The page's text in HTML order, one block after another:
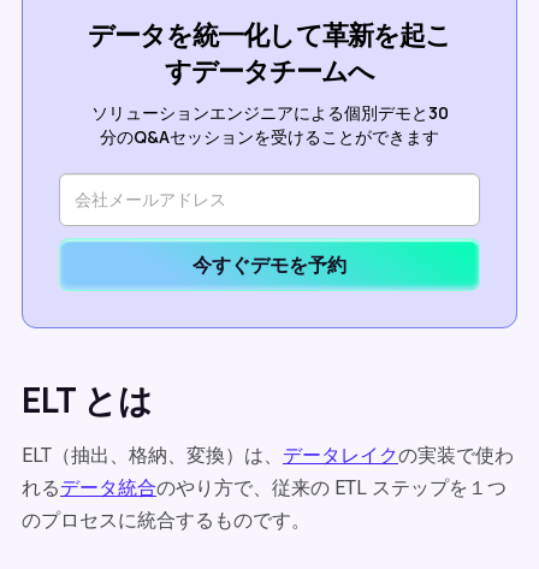
データを統一化して革新を起こ
すデータチームへ
ソリューションエンジニアによる個別デモと30
分のQ&Aセッションを受けることができます
今すぐデモを予約
ELT とは
ELT（抽出、格納、変換）は、 データレイクの実装で使わ
れるデータ統合のやり方で、従来の ETL ステップを１つ
のプロセスに統合するものです。